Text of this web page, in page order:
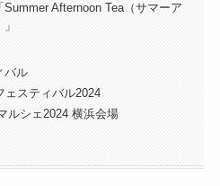
Summer Afternoon Tea（サマーア
バル
ェスティバル2024
ルシェ2024 横浜会場